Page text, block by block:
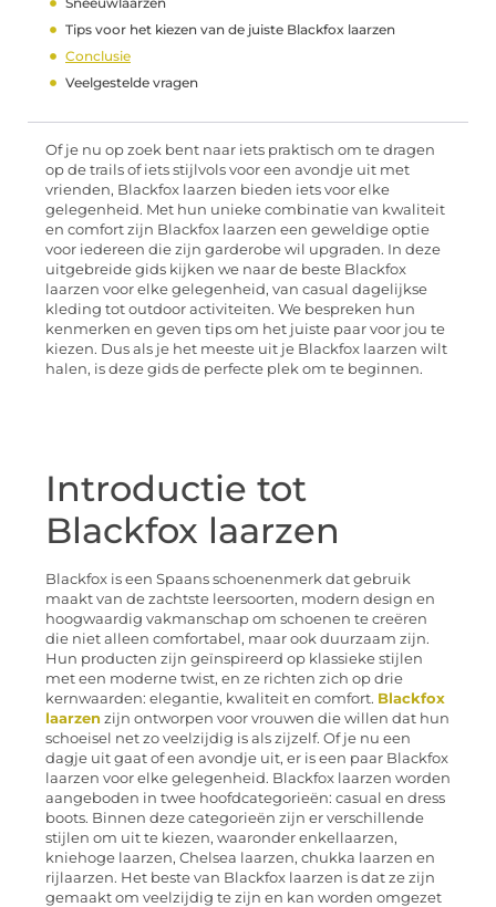
Tips voor het kiezen van de juiste Blackfox laarzen
Conclusie
Veelgestelde vragen
Of je nu op zoek bent naar iets praktisch om te dragen
op de trails of iets stijlvols voor een avondje uit met
vrienden, Blackfox laarzen bieden iets voor elke
gelegenheid. Met hun unieke combinatie van kwaliteit
en comfort zijn Blackfox laarzen een geweldige optie
voor iedereen die zijn garderobe wil upgraden. In deze
uitgebreide gids kijken we naar de beste Blackfox
laarzen voor elke gelegenheid, van casual dagelijkse
kleding tot outdoor activiteiten. We bespreken hun
kenmerken en geven tips om het juiste paar voor jou te
kiezen. Dus als je het meeste uit je Blackfox laarzen wilt
halen, is deze gids de perfecte plek om te beginnen.
Introductie tot
Blackfox laarzen
Blackfox is een Spaans schoenenmerk dat gebruik
maakt van de zachtste leersoorten, modern design en
hoogwaardig vakmanschap om schoenen te creëren
die niet alleen comfortabel, maar ook duurzaam zijn.
Hun producten zijn geïnspireerd op klassieke stijlen
met een moderne twist, en ze richten zich op drie
kernwaarden: elegantie, kwaliteit en comfort. Blackfox
laarzen zijn ontworpen voor vrouwen die willen dat hun
schoeisel net zo veelzijdig is als zijzelf. Of je nu een
dagje uit gaat of een avondje uit, er is een paar Blackfox
laarzen voor elke gelegenheid. Blackfox laarzen worden
aangeboden in twee hoofdcategorieën: casual en dress
boots. Binnen deze categorieën zijn er verschillende
stijlen om uit te kiezen, waaronder enkellaarzen,
kniehoge laarzen, Chelsea laarzen, chukka laarzen en
rijlaarzen. Het beste van Blackfox laarzen is dat ze zijn
gemaakt om veelzijdig te zijn en kan worden omgezet